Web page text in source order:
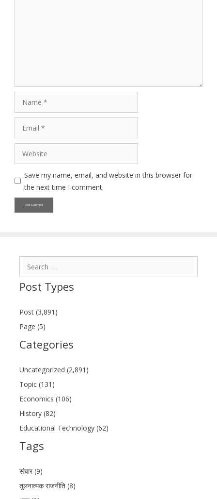
Website
Save my name, email, and website in this browser for
the next time I comment.
Post Types
Post (3,891)
Page (5)
Categories
Uncategorized (2,891)
Topic (131)
Economics (106)
History (82)
Educational Technology (62)
Tags
संचार (9)
तुलनात्मक राजनीति (8)